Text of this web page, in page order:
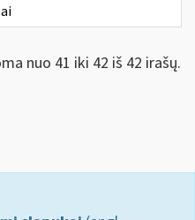
nuo 41 iki 42 iš 42 irašų.